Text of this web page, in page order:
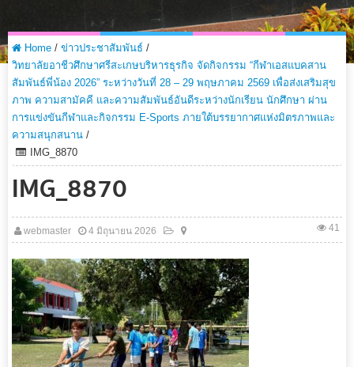
Home / ข่าวประชาสัมพันธ์ /
วิทยาลัยอาชีวศึกษาศรีสะเกษบริหารธุรกิจ จัดกิจกรรม “กีฬาเอสแบคสาน
สัมพันธ์พี่น้อง 2026” ระหว่างวันที่ 28 – 29 พฤษภาคม 2569 เพื่อส่งเสริมสุข
ภาพ ความสามัคคี และความสัมพันธ์อันดีระหว่างนักเรียน นักศึกษา ผ่าน
การแข่งขันกีฬาและกิจกรรม E-Sports ภายใต้บรรยากาศแห่งมิตรภาพและ
ความสนุกสนาน /
IMG_8870
IMG_8870
webmaster 4 มิถุนายน 2026 41